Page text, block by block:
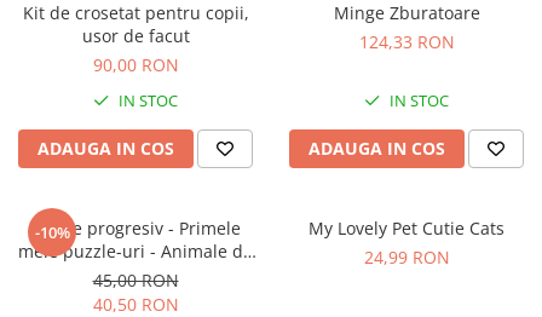
Kit de crosetat pentru copii,
usor de facut
90,00 RON
IN STOC
ADAUGA IN COS
Minge Zburatoare
124,33 RON
IN STOC
ADAUGA IN COS
-10%
Puzzle progresiv - Primele
mele puzzle-uri - Animale de
fermă, 21 piese, 2 ani+, Apli
Kids
45,00 RON
40,50 RON
My Lovely Pet Cutie Cats
24,99 RON